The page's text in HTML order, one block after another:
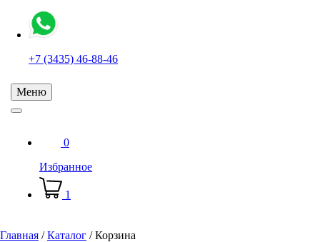
+7 (3435) 46-88-46
Меню
0
Избранное
1
Главная /Каталог /Корзина